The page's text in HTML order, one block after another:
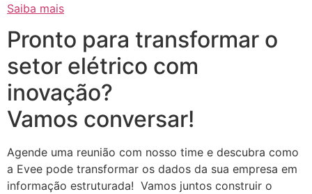
Saiba mais
Pronto para transformar o
setor elétrico com
inovação?
Vamos conversar!
Agende uma reunião com nosso time e descubra como
a Evee pode transformar os dados da sua empresa em
informação estruturada! Vamos juntos construir o